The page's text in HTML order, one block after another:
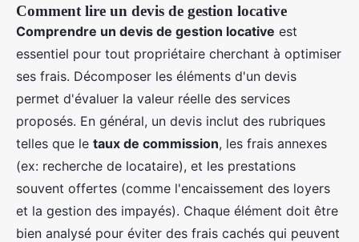
Comment lire un devis de gestion locative
Comprendre un devis de gestion locative est
essentiel pour tout propriétaire cherchant à optimiser
ses frais. Décomposer les éléments d'un devis
permet d'évaluer la valeur réelle des services
proposés. En général, un devis inclut des rubriques
telles que le taux de commission, les frais annexes
(ex: recherche de locataire), et les prestations
souvent offertes (comme l'encaissement des loyers
et la gestion des impayés). Chaque élément doit être
bien analysé pour éviter des frais cachés qui peuvent